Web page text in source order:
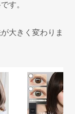
す。
大きく変わりま